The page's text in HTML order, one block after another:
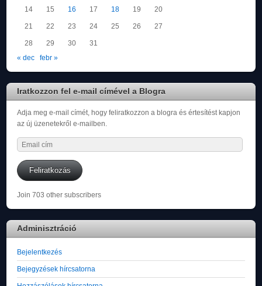
14 15 16 17 18 19 20
21 22 23 24 25 26 27
28 29 30
31
« dec
febr »
Iratkozzon fel e-mail címével a Blogra
Adja meg e-mail címét, hogy feliratkozzon a blogra és értesítést kapjon
az új üzenetekről e-mailben.
Email
cím
Feliratkozás
Join 703 other subscribers
Adminisztráció
Bejelentkezés
Bejegyzések hírcsatorna